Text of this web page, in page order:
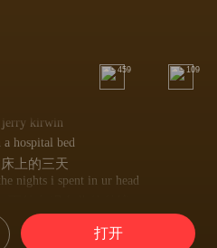
459 109
kirwin
a hospital bed
上的三天
nights i spent in ur head
that i should've
像行尸走肉 打开